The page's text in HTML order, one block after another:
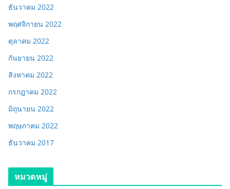
ธันวาคม 2022
พฤศจิกายน 2022
ตุลาคม 2022
กันยายน 2022
สิงหาคม 2022
กรกฎาคม 2022
มิถุนายน 2022
พฤษภาคม 2022
ธันวาคม 2017
หมวดหมู่